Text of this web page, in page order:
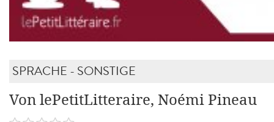
SPRACHE - SONSTIGE
Von lePetitLitteraire, Noémi Pineau